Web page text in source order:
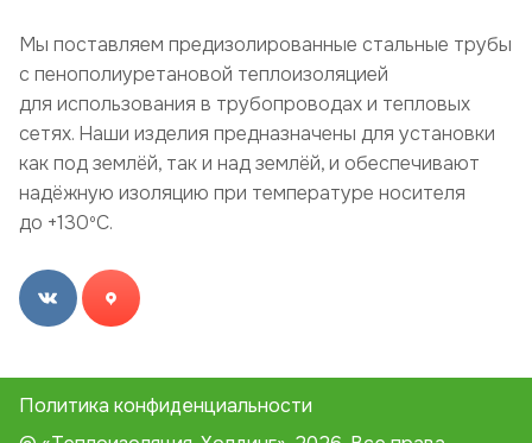
Мы поставляем предизолированные стальные трубы
с пенополиуретановой теплоизоляцией
для использования в трубопроводах и тепловых
сетях. Наши изделия предназначены для установки
как под землёй, так и над землёй, и обеспечивают
надёжную изоляцию при температуре носителя
до +130ºC.
Политика конфиденциальности